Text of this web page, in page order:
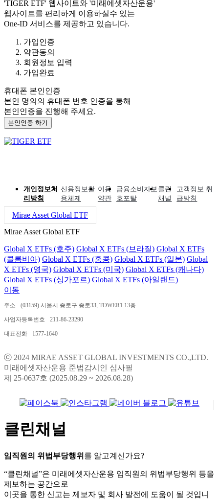
'TIGER ETF' 웹사이트와 '미래에셋자산운용'
웹사이트를 편리하게 이용하실수 있는
One-ID 서비스를 제공하고 있습니다.
가입인증
약관동의
회원정보 입력
가입완료
휴대폰 본인인증
본인 명의의 휴대폰 번호 인증을 통해
본인인증을 진행해 주세요.
본인인증 하기
개인정보처
리방침
신용정보활
용체제
이용
약관
금융소비자보
호포탈
클린
채널
고객정보 취
급방침
Mirae Asset Global ETF
Mirae Asset Global ETF
Global X ETFs (호주) Global X ETFs (브라질) Global X ETFs
(콜롬비아) Global X ETFs (홍콩) Global X ETFs (일본) Global
X ETFs (영국) Global X ETFs (미국) Global X ETFs (캐나다)
Global X ETFs (싱가포르) Global X ETFs (아일랜드)
이동
주소 (03159) 서울시 종로구 종로33, TOWER1 13층
사업자등록번호 211-86-23290
대표전화 1577-1640
ⓒ 2024 MIRAE ASSET GLOBAL INVESTMENTS CO.,LTD.
미래에셋자산운용 준법감시인 심사필
제 25-0637호 (2025.08.29 ~ 2026.08.28)
클린채널
임직원의 위법부당행위 를 알고계신가요?
“클린채널”은 미래에셋자산운용 임직원의 위법부당행위 등을
제보하는 공간으로
이곳을 통한 신고는 제보자 및 회사 발전에 도움이 될 것입니